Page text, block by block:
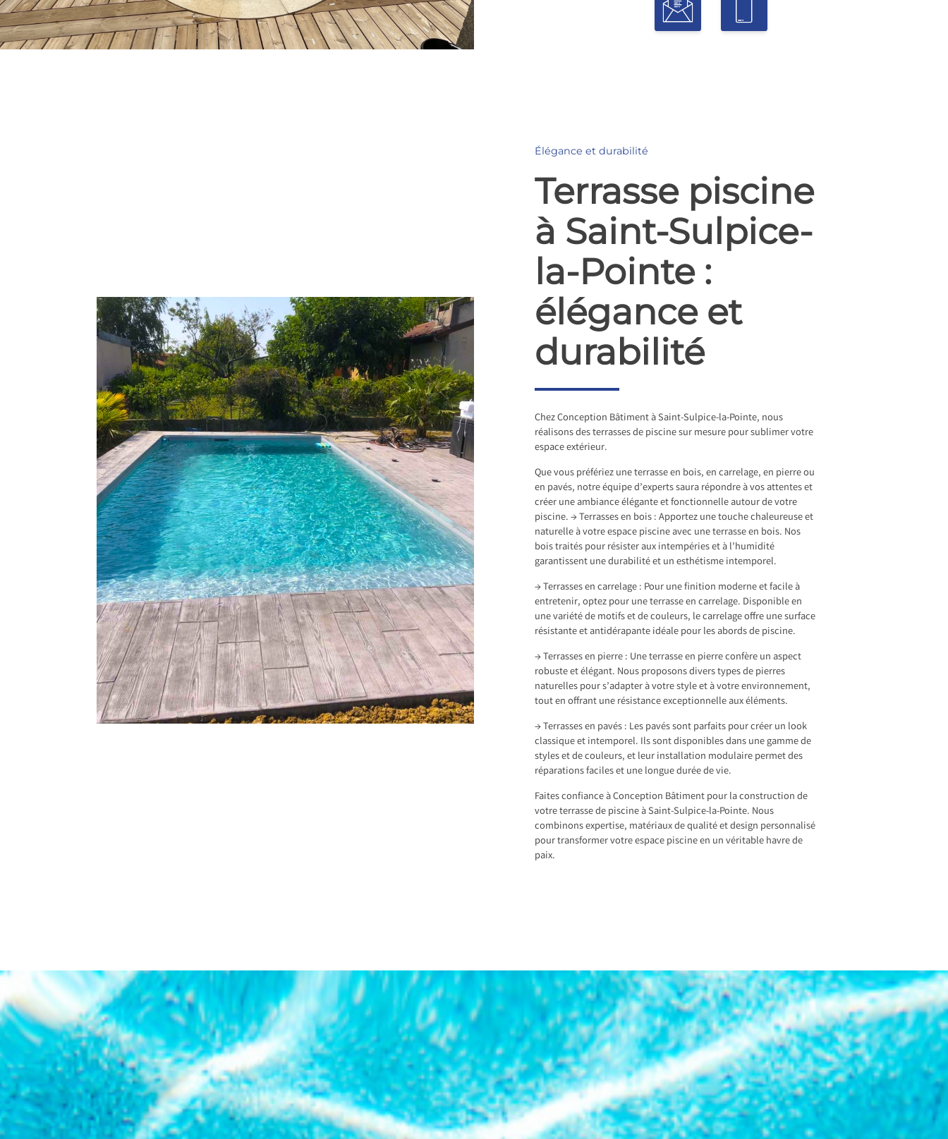
Élégance et durabilité
Terrasse piscine
à Saint-Sulpice-
la-Pointe :
élégance et
durabilité
Chez Conception Bâtiment à Saint-Sulpice-la-Pointe, nous
réalisons des terrasses de piscine sur mesure pour sublimer votre
espace extérieur.
Que vous préfériez une terrasse en bois, en carrelage, en pierre ou
en pavés, notre équipe d’experts saura répondre à vos attentes et
créer une ambiance élégante et fonctionnelle autour de votre
piscine. → Terrasses en bois : Apportez une touche chaleureuse et
naturelle à votre espace piscine avec une terrasse en bois. Nos
bois traités pour résister aux intempéries et à l’humidité
garantissent une durabilité et un esthétisme intemporel.
→ Terrasses en carrelage : Pour une finition moderne et facile à
entretenir, optez pour une terrasse en carrelage. Disponible en
une variété de motifs et de couleurs, le carrelage offre une surface
résistante et antidérapante idéale pour les abords de piscine.
→ Terrasses en pierre : Une terrasse en pierre confère un aspect
robuste et élégant. Nous proposons divers types de pierres
naturelles pour s’adapter à votre style et à votre environnement,
tout en offrant une résistance exceptionnelle aux éléments.
→ Terrasses en pavés : Les pavés sont parfaits pour créer un look
classique et intemporel. Ils sont disponibles dans une gamme de
styles et de couleurs, et leur installation modulaire permet des
réparations faciles et une longue durée de vie.
Faites confiance à Conception Bâtiment pour la construction de
votre terrasse de piscine à Saint-Sulpice-la-Pointe. Nous
combinons expertise, matériaux de qualité et design personnalisé
pour transformer votre espace piscine en un véritable havre de
paix.